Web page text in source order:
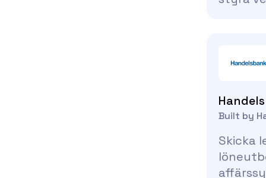
Built by
Skicka